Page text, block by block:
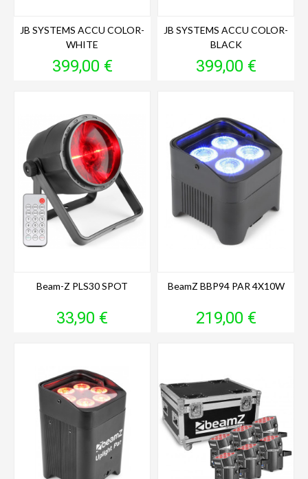
JB SYSTEMS ACCU COLOR-
WHITE
Prix
399,00 €
JB SYSTEMS ACCU COLOR-
BLACK
Prix
399,00 €
Beam-Z PLS30 SPOT
Prix
33,90 €
BeamZ BBP94 PAR 4X10W
Prix
219,00 €